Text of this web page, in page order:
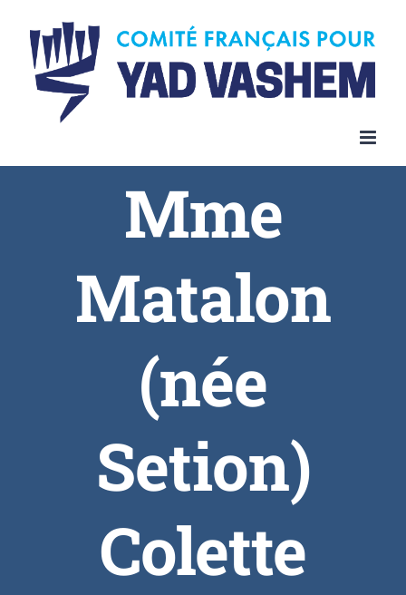
content
Mme
Matalon
(née
Setion)
Colette